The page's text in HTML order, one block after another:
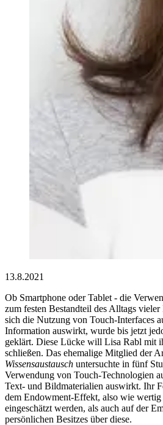
13.8.2021
Ob Smartphone oder Tablet - die
zum festen Bestandteil des Alltags
sich die Nutzung von Touch-Interfaces
Information auswirkt, wurde bis jetzt
geklärt. Diese Lücke will Lisa Rabl mit
schließen. Das ehemalige Mitglied der
Wissensaustausch untersuchte in fünf
Verwendung von Touch-Technologien
Text- und Bildmaterialien auswirkt. Ihr
dem Endowment-Effekt, also wie wertig
eingeschätzt werden, als auch auf der
persönlichen Besitzes über diese.